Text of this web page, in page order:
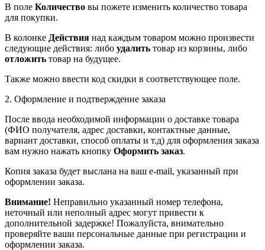
В поле Количество вы пожете изменить количество товара
для покупки.
В колонке Действия над каждым товаром можно произвести
следующие действия: либо удалить товар из корзины, либо
отложить товар на будущее.
Также можно ввести код скидки в соответствующее поле.
2. Оформление и подтверждение заказа
После ввода необходимой информации о доставке товара
(ФИО получателя, адрес доставки, контактные данные,
вариант доставки, способ оплаты и т.д) для оформления заказа
вам нужно нажать кнопку Оформить заказ.
Копия заказа будет выслана на ваш e-mail, указанный при
оформлении заказа.
Внимание! Неправильно указанный номер телефона,
неточный или неполный адрес могут привести к
дополнительной задержке! Пожалуйста, внимательно
проверяйте ваши персональные данные при регистрации и
оформлении заказа.